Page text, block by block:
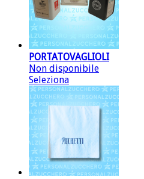
PORTATOVAGLIOLI
Non disponibile
Seleziona